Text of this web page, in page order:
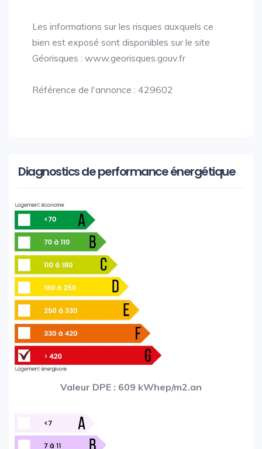
Les informations sur les risques auxquels ce
bien est exposé sont disponibles sur le site
Géorisques : www.georisques.gouv.fr
Référence de l'annonce : 429602
Diagnostics de performance énergétique
Valeur DPE : 609 kWhep/m2.an